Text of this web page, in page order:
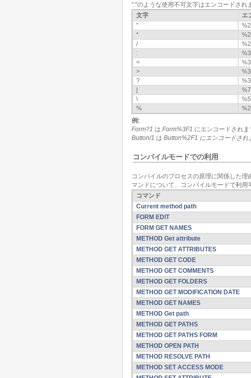
":"のような使用不可文字はエンコードさ
文字
エ
"
*
/
:
<
>
?
|
\
%
例:
Form?1 は Form%3F1 にエンコードされま
Button/1 は Button%2F1 にエンコードされ
コンパイルモードでの利用
コンパイルのプロセスの原理に関係した
マンドについて、コンパイルモードで利用
コマンド
Current method path
FORM EDIT
FORM GET NAMES
METHOD Get attribute
METHOD GET ATTRIBUTES
METHOD GET CODE
METHOD GET COMMENTS
METHOD GET FOLDERS
METHOD GET MODIFICATION DATE
METHOD GET NAMES
METHOD Get path
METHOD GET PATHS
METHOD GET PATHS FORM
METHOD OPEN PATH
METHOD RESOLVE PATH
METHOD SET ACCESS MODE